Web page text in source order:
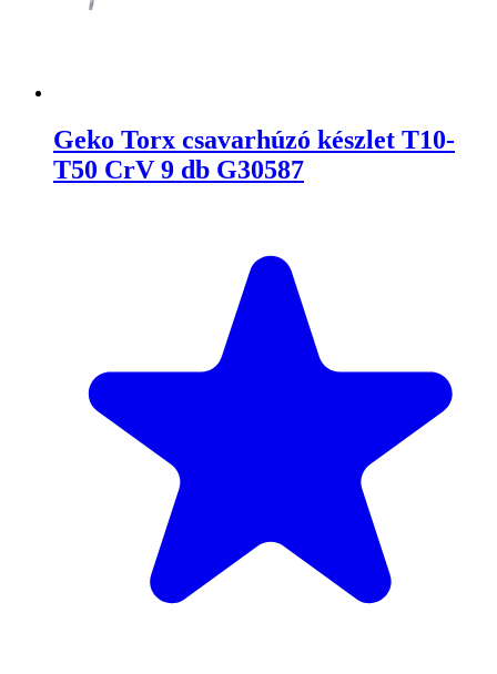
Geko Torx csavarhúzó készlet T10-
T50 CrV 9 db G30587